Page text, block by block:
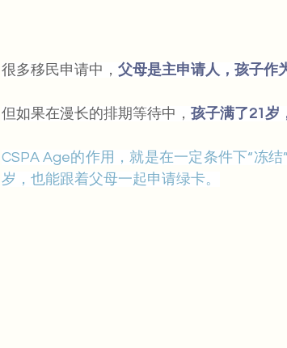
很多移民申请中， 父母是主申请人，孩子作
但如果在漫长的排期等待中， 孩子满了21岁
CSPA Age的作用，就是在一定条件下“冻
岁，也能跟着父母一起申请绿卡。